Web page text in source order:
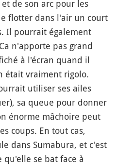
de son arc pour les
flotter dans l'air un court
Il pourrait également
n'apporte pas grand
à l'écran quand il
était vraiment rigolo.
utiliser ses ailes
sa queue pour donner
énorme mâchoire peut
coups. En tout cas,
dans Sumabura, et c'est
se bat face à